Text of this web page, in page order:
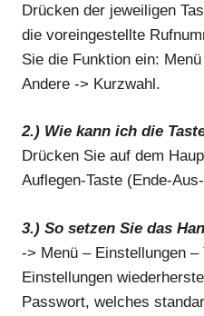
Drücken der jeweiligen
die voreingestellte
Sie die Funktion ein:
Andere -> Kurzwahl.
2.) Wie kann ich die
Drücken Sie auf dem
Auflegen-Taste (Ende-
3.) So setzen Sie das
-> Menü – Einstellungen –
Einstellungen
Passwort, welches